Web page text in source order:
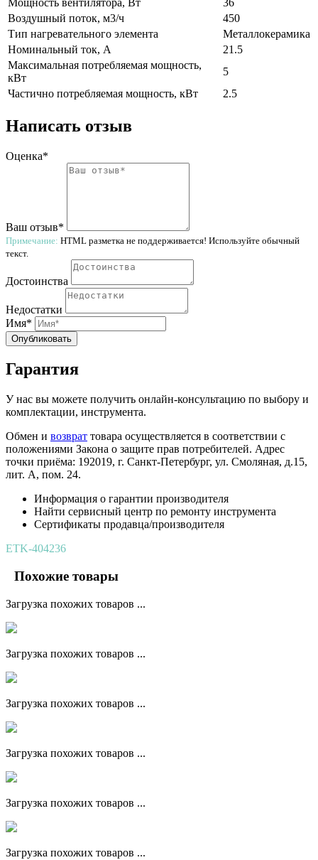
Воздушный поток, м3/ч
450
Тип нагревательного элемента
Металлокерамика
Номинальный ток, А
21.5
Максимальная потребляемая мощность,
кВт
5
Частично потребляемая мощность, кВт
2.5
Написать отзыв
Оценка*
Ваш отзыв*
Примечание: HTML разметка не поддерживается! Используйте обычный
текст.
Достоинства
Недостатки
Имя*
Опубликовать
Гарантия
У нас вы можете получить онлайн-консультацию по выбору и
комплектации, инструмента.
Обмен и возврат товара осуществляется в соответствии с
положениями Закона о защите прав потребителей. Адрес
точки приёма: 192019, г. Санкт-Петербург, ул. Смоляная, д.15,
лит. А, пом. 24.
Информация о гарантии производителя
Найти сервисный центр по ремонту инструмента
Сертификаты продавца/производителя
ETK-404236
Похожие товары
Загрузка похожих товаров ...
Загрузка похожих товаров ...
Загрузка похожих товаров ...
Загрузка похожих товаров ...
Загрузка похожих товаров ...
Загрузка похожих товаров ...